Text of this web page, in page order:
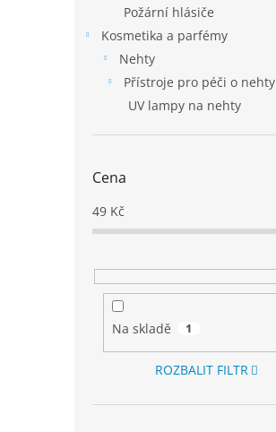
Požární hlásiče
Kosmetika a parfémy
Nehty
Přístroje pro péči o nehty
UV lampy na nehty
Cena
49 Kč
Na skladě 1
ROZBALIT FILTR